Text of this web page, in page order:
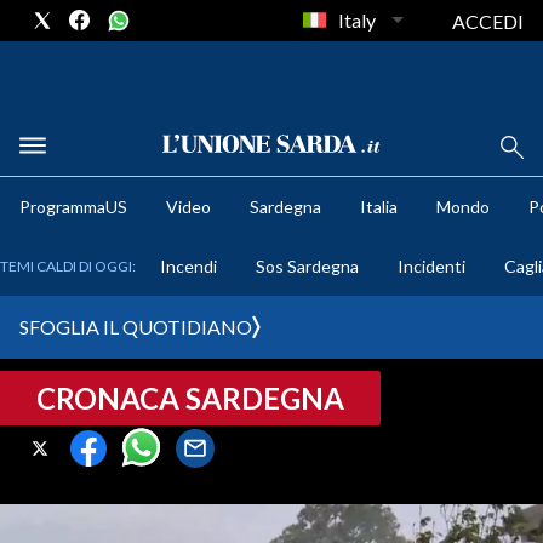
METEO
CRONACA SARDEGNA
CAGLIARI
Italy ACCEDI
ProgrammaUS Video Sardegna Italia Mondo
TEMI CALDI DI OGGI: Incendi Sos Sardegna Incidenti
SFOGLIA IL QUOTIDIANO
CRONACA SARDEGNA